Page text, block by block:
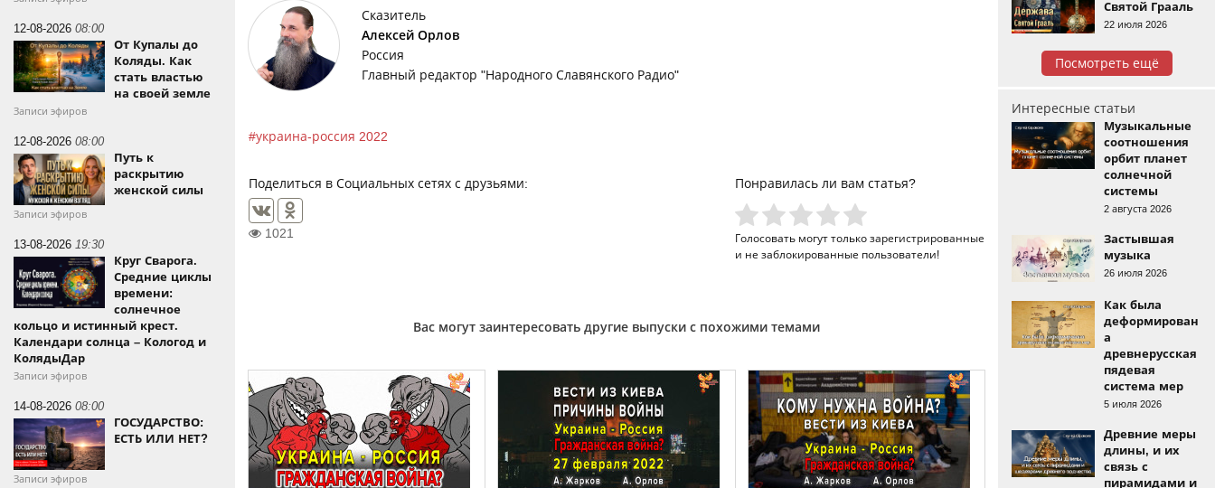
12-08-2026 08:00
От Купалы до
Коляды. Как
стать властью
на своей земле
Записи эфиров
12-08-2026 08:00
Путь к
раскрытию
женской силы
Записи эфиров
13-08-2026 19:30
Круг Сварога.
Средние циклы
времени:
солнечное
кольцо и истинный крест.
Календари солнца – Кологод и
КолядыДар
Записи эфиров
14-08-2026 08:00
ГОСУДАРСТВО:
ЕСТЬ ИЛИ НЕТ?
Записи эфиров
Сказитель
Алексей Орлов
Россия
Главный редактор "Народного Славянского Радио"
украина-россия 2022
Поделиться в Социальных сетях с друзьями:
1021
Понравилась ли вам статья?
Голосовать могут только зарегистрированные
и не заблокированные пользователи!
Вас могут заинтересовать другие выпуски с похожими темами
Святой Грааль
22 июля 2026
Посмотреть ещё
Интересные статьи
Музыкальные
соотношения
орбит планет
солнечной
системы
2 августа 2026
Застывшая
музыка
26 июля 2026
Как была
деформирован
а
древнерусская
пядевая
система мер
5 июля 2026
Древние меры
длины, и их
связь с
пирамидами и